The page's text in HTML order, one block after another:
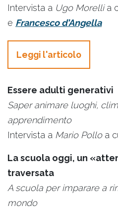
Intervista a Ugo Morellia
e Francesco d’Angella
Leggi l'articolo
Essere adulti generativi
Saper animare luoghi,
apprendimento
Intervista a Mario Polloa
La scuola oggi, un
traversata
A scuola per imparare a
mondo